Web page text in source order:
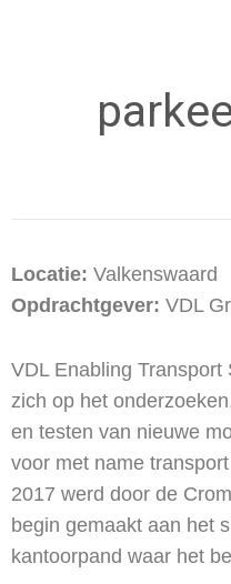
Locatie: Valkenswaard
Opdrachtgever: VDL
VDL Enabling
zich op het
en testen van nieuwe
voor met name
2017 werd door de
begin gemaakt aan het
kantoorpand waar het